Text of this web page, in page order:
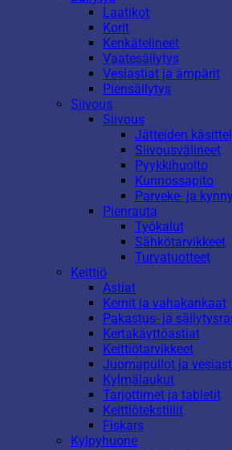
Laatikot
Korit
Kenkätelineet
Vaatesäilytys
Vesiastiat ja ämpärit
Piensäilytys
Siivous
Siivous
Jätteiden
Siivousvälineet
Pyykkihuolto
Kunnossapito
Parveke- ja
Pienrauta
Työkalut
Sähkötarvikkeet
Turvatuotteet
Keittiö
Astiat
Kernit ja vahakankaat
Pakastus- ja
Kertakäyttöastiat
Keittiötarvikkeet
Juomapullot ja
Kylmälaukut
Tarjottimet ja tabletit
Keittiötekstiilit
Fiskars
Kylpyhuone